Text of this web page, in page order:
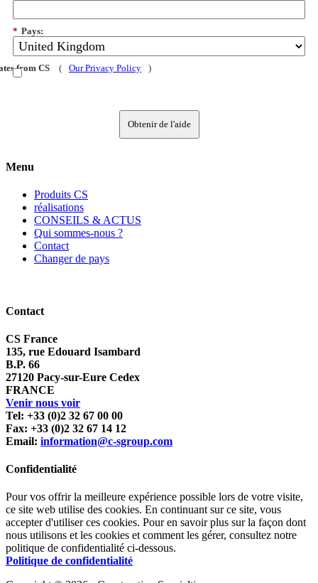
* Pays:
from CS ( Our Privacy Policy )
Obtenir de l'aide
Menu
Produits CS
réalisations
CONSEILS & ACTUS
Qui sommes-nous ?
Contact
Changer de pays
Contact
CS France
135, rue Edouard Isambard
B.P. 66
27120 Pacy-sur-Eure Cedex
FRANCE
Venir nous voir
Tel: +33 (0)2 32 67 00 00
Fax: +33 (0)2 32 67 14 12
Email: information@c-sgroup.com
Confidentialité
Pour vos offrir la meilleure expérience possible lors de votre visite,
ce site web utilise des cookies. En continuant sur ce site, vous
accepter d'utiliser ces cookies. Pour en savoir plus sur la façon dont
nous utilisons et les cookies et comment les gérer, consultez notre
politique de confidentialité ci-dessous.
Politique de confidentialité